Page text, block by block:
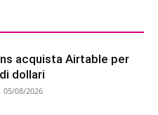
acquista Airtable per
dollari
05/08/2026